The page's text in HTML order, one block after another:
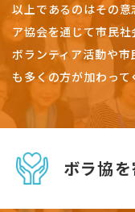
以上であるのはその意
ア協会を通じて市民
ボランティア活動や
も多くの方が加わっ
ボラ協